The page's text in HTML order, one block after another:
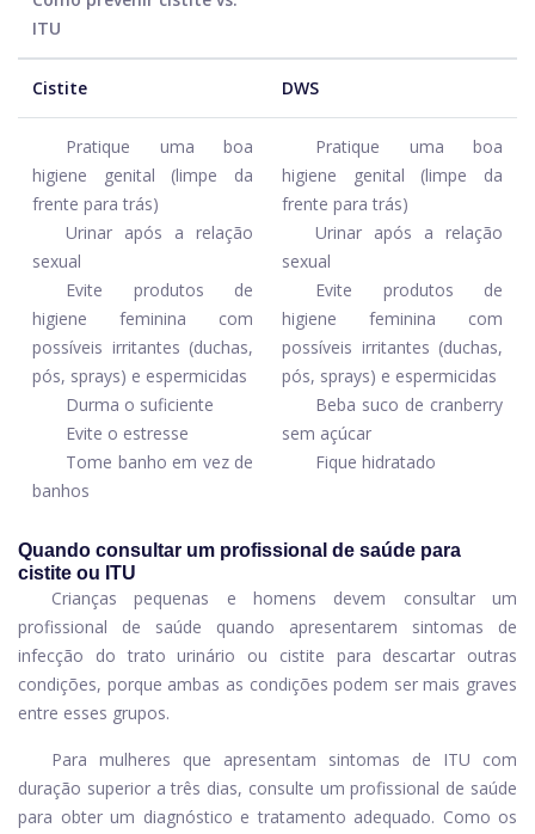
ITU
Cistite DWS
Pratique uma boa
higiene genital (limpe da
frente para trás)
Urinar após a relação
sexual
Evite produtos de
higiene feminina com
possíveis irritantes (duchas,
pós, sprays) e espermicidas
Durma o suficiente
Evite o estresse
Tome banho em vez de
banhos
Pratique uma boa
higiene genital (limpe da
frente para trás)
Urinar após a relação
sexual
Evite produtos de
higiene feminina com
possíveis irritantes (duchas,
pós, sprays) e espermicidas
Beba suco de cranberry
sem açúcar
Fique hidratado
Quando consultar um profissional de saúde para
cistite ou ITU
Crianças pequenas e homens devem consultar um
profissional de saúde quando apresentarem sintomas de
infecção do trato urinário ou cistite para descartar outras
condições, porque ambas as condições podem ser mais graves
entre esses grupos.
Para mulheres que apresentam sintomas de ITU com
duração superior a três dias, consulte um profissional de saúde
para obter um diagnóstico e tratamento adequado. Como os